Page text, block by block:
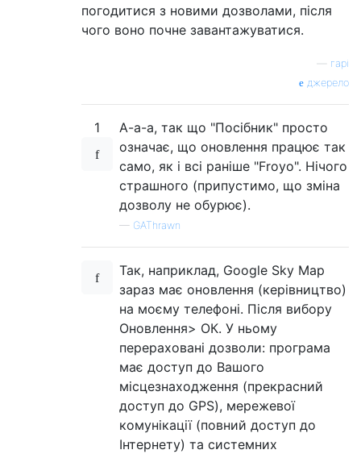
погодитися з новими дозволами, після
чого воно почне завантажуватися.
гарі
джерело
1
А-а-а, так що "Посібник" просто
означає, що оновлення працює так
само, як і всі раніше "Froyo". Нічого
страшного (припустимо, що зміна
дозволу не обурює).
— GAThrawn
Так, наприклад, Google Sky Map
зараз має оновлення (керівництво)
на моєму телефоні. Після вибору
Оновлення> ОК. У ньому
перераховані дозволи: програма
має доступ до Вашого
місцезнаходження (прекрасний
доступ до GPS), мережевої
комунікації (повний доступ до
Інтернету) та системних